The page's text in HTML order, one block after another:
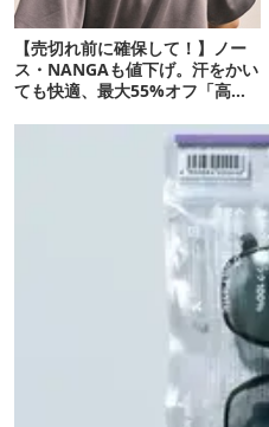
【売切れ前に確保して！】ノー
ス・NANGAも値下げ。汗をかい
ても快適、最大55%オフ「高機